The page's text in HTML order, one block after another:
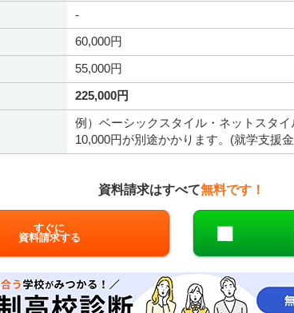
-
60,000円
55,000円
225,000円
例）ベーシックスタイル・ネットスタ
10,000円が別途かかります。(就学支援
資料請求はすべて無料です！
すぐに
資料請求する